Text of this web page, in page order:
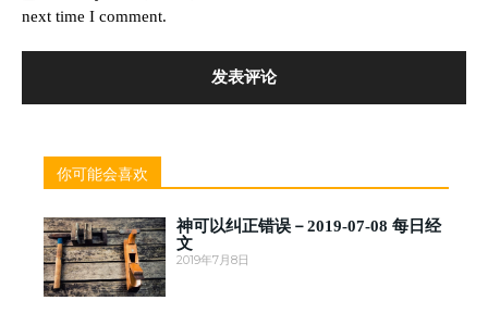
next time I comment.
你可能会喜欢
神可以纠正错误－2019-07-08 每日经
文
2019年7月8日